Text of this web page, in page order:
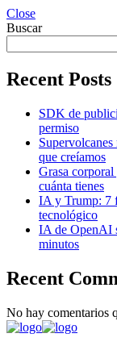
Close
Buscar
Recent Posts
SDK de
permiso
que creíamos
Grasa
cuánta tienes
IA y Trump: 7
tecnológico
IA de OpenAI
minutos
Recent
No hay comentarios